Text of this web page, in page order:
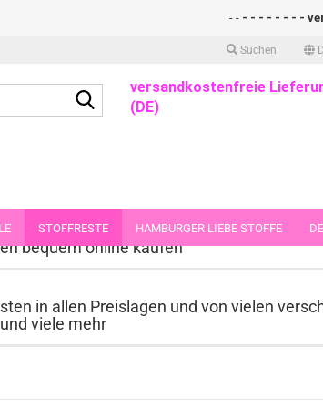
Suchen
- - - - - - - -
Suche...versandkostenfreie
(DE)
STOFFRESTE HAMBURGER LIEBE STOFFE
STOFFE IN STÜCKEN VON 25 UND 50 CM
bequem online kaufen
in allen Preislagen und von vielen
viele mehr